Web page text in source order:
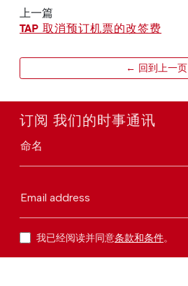
上一篇
TAP 取消预订机票的改签费
← 回到上一页
订阅 我们的时事通讯
命名
Email address
我已经阅读并同意条款和条件。